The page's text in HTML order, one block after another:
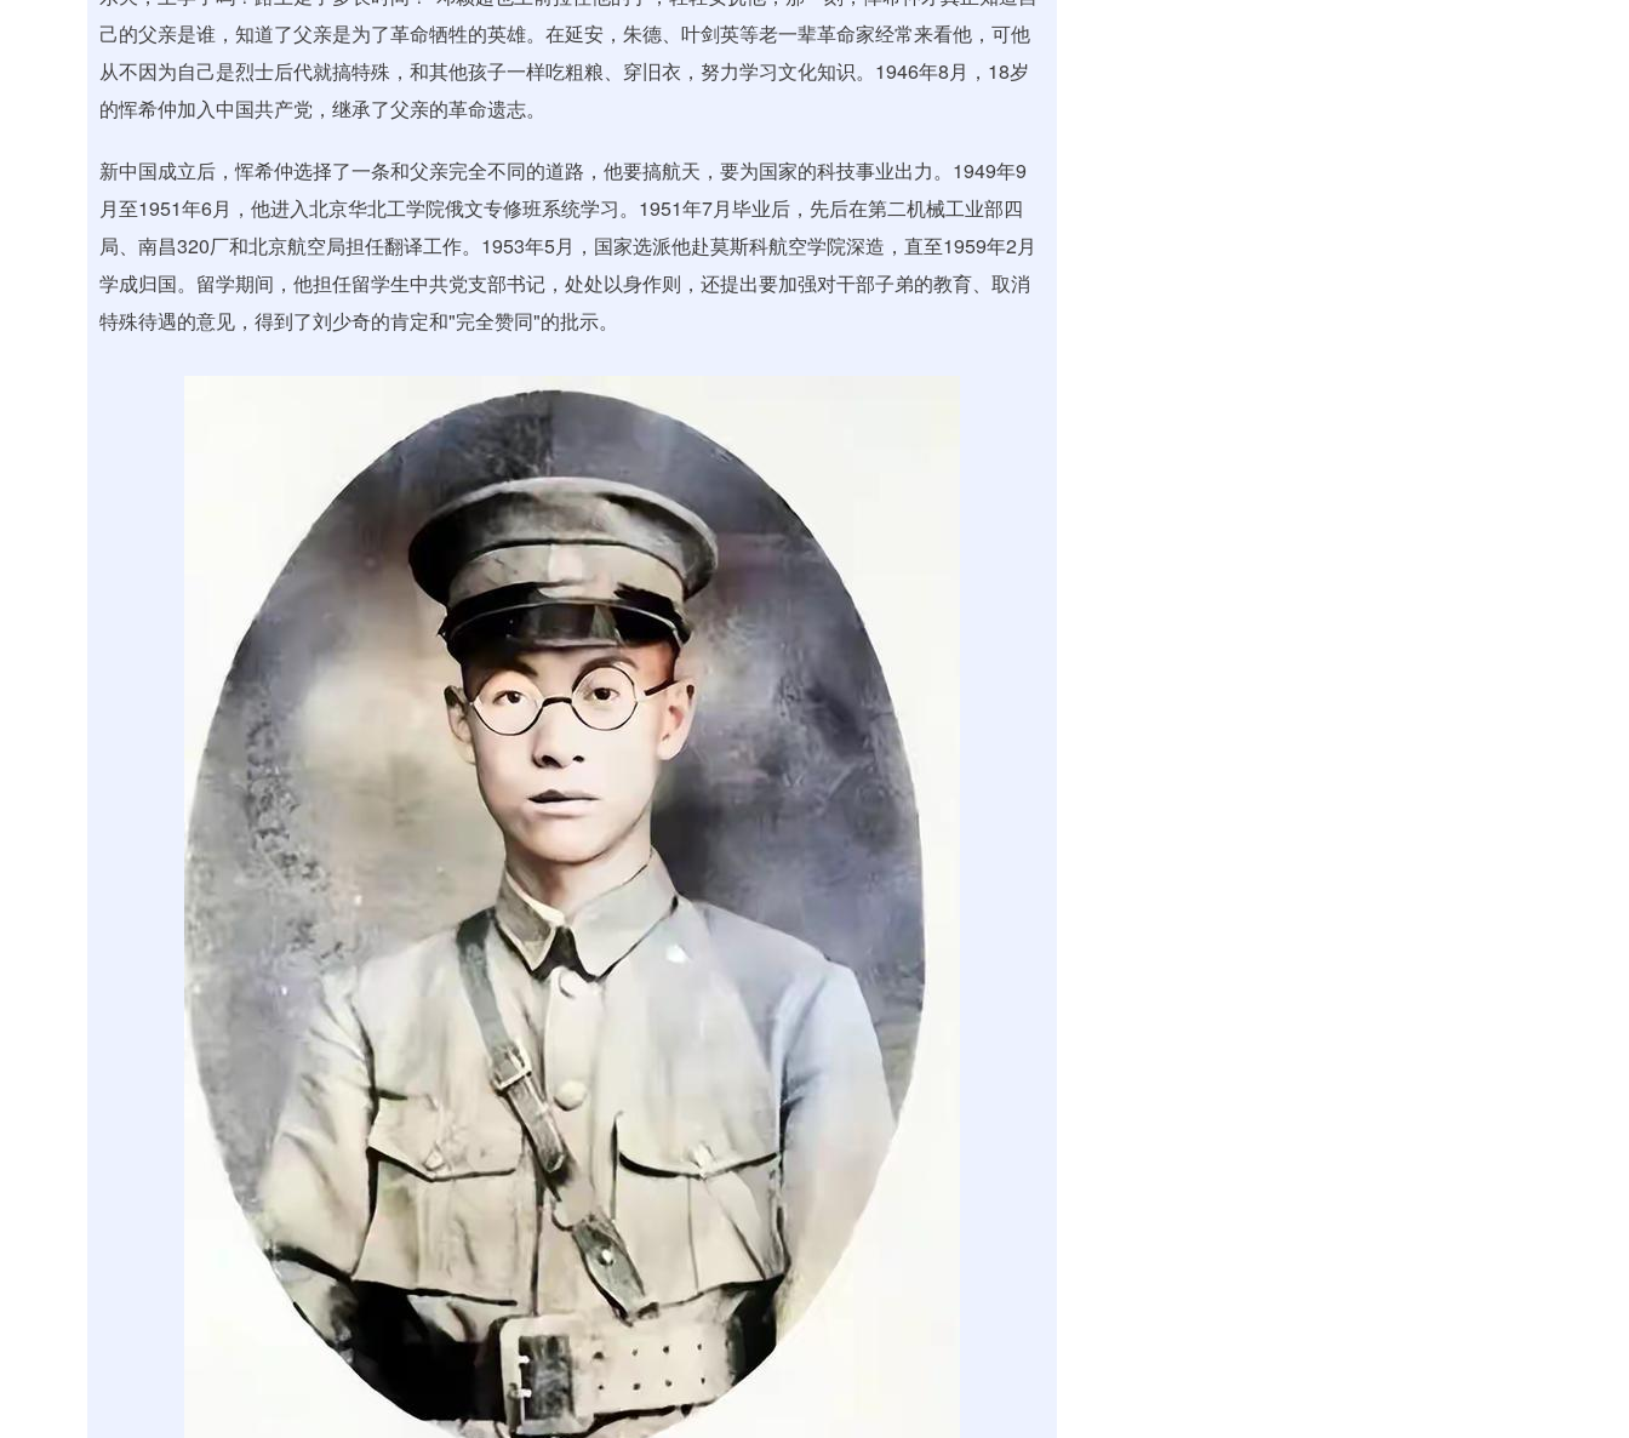
己的父亲是谁，知道了父亲是为了革命牺牲的英雄。在延安，朱德、叶剑英等老一辈革命家经常来看他，可他
从不因为自己是烈士后代就搞特殊，和其他孩子一样吃粗粮、穿旧衣，努力学习文化知识。1946年8月，18岁
的恽希仲加入中国共产党，继承了父亲的革命遗志。
新中国成立后，恽希仲选择了一条和父亲完全不同的道路，他要搞航天，要为国家的科技事业出力。1949年9
月至1951年6月，他进入北京华北工学院俄文专修班系统学习。1951年7月毕业后，先后在第二机械工业部四
局、南昌320厂和北京航空局担任翻译工作。1953年5月，国家选派他赴莫斯科航空学院深造，直至1959年2月
学成归国。留学期间，他担任留学生中共党支部书记，处处以身作则，还提出要加强对干部子弟的教育、取消
特殊待遇的意见，得到了刘少奇的肯定和"完全赞同"的批示。